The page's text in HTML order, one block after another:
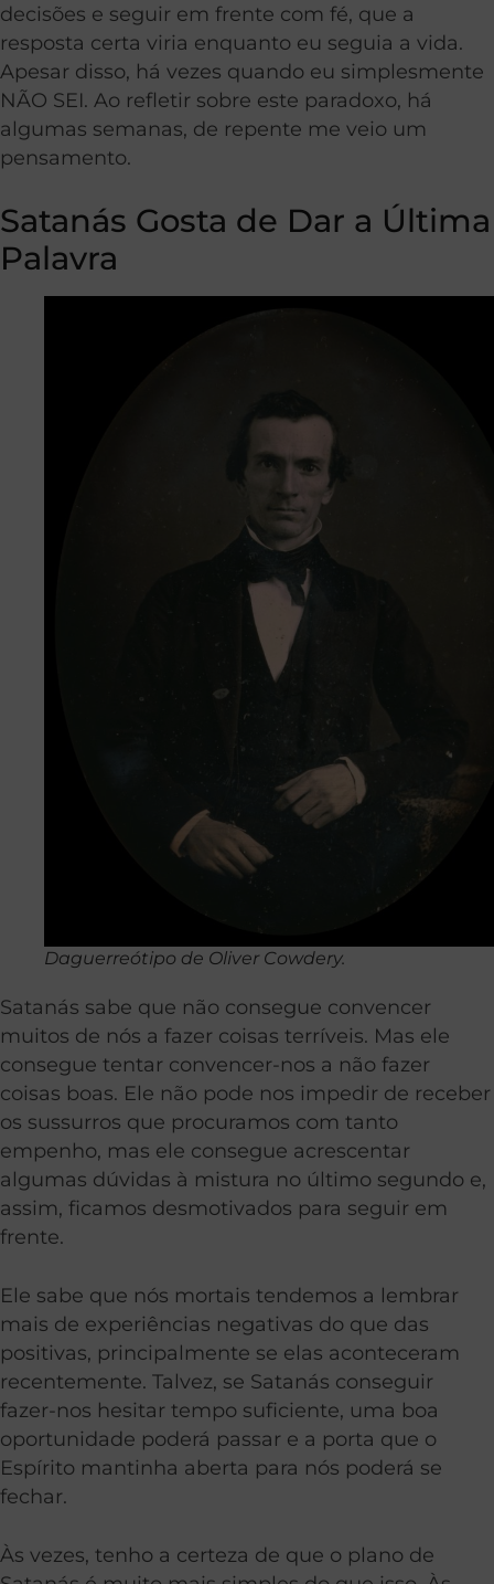
decisões e seguir em frente com fé, que a
resposta certa viria enquanto eu seguia a vida.
Apesar disso, há vezes quando eu simplesmente
NÃO SEI. Ao refletir sobre este paradoxo, há
algumas semanas, de repente me veio um
pensamento.
Satanás Gosta de Dar a Última
Palavra
Daguerreótipo de Oliver Cowdery.
Satanás sabe que não consegue convencer
muitos de nós a fazer coisas terríveis. Mas ele
consegue tentar convencer-nos a não fazer
coisas boas. Ele não pode nos impedir de receber
os sussurros que procuramos com tanto
empenho, mas ele consegue acrescentar
algumas dúvidas à mistura no último segundo e,
assim, ficamos desmotivados para seguir em
frente.
Ele sabe que nós mortais tendemos a lembrar
mais de experiências negativas do que das
positivas, principalmente se elas aconteceram
recentemente. Talvez, se Satanás conseguir
fazer-nos hesitar tempo suficiente, uma boa
oportunidade poderá passar e a porta que o
Espírito mantinha aberta para nós poderá se
fechar.
Às vezes, tenho a certeza de que o plano de